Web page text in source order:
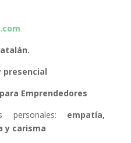
presencial
Emprendedores
personales: empatía,
y carisma